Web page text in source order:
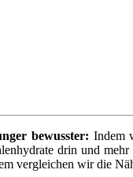
bewusster: Indem
drin und
vergleichen wir die